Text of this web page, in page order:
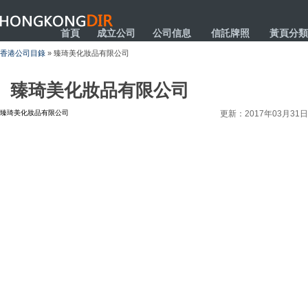
HONGKONGDIR
首頁 成立公司 公司信息 信託牌照 黃頁分類
香港公司目錄 » 臻琦美化妝品有限公司
臻琦美化妝品有限公司
臻琦美化妝品有限公司 更新：2017年03月31日